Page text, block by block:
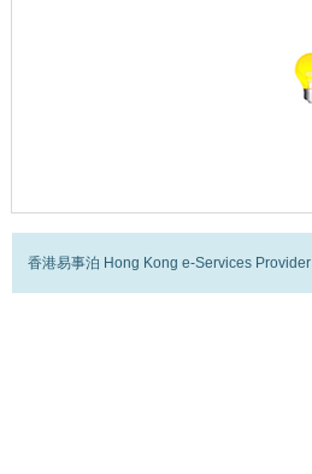
香港易事泊 Hong Kong e-Services Provider